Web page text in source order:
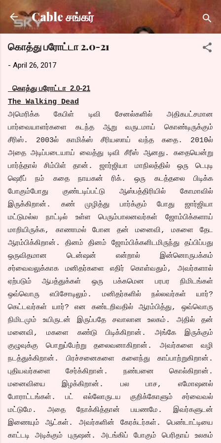
Skip to main content
Cable சங்கர்
கொத்து பரோட்டா 2.0-21
- April 26, 2017
கொத்து பரோட்டா 2.0-21
The Walking Dead
அமெரிக்க கேபிள் டிவி சேனல்களில் அதிகபட்சமான
பார்வையாளர்களை கடந்த ஆறு வருடமாய் கொண்டிருக்கும்
சீரிஸ். 2003ல் காமிக்ஸ் சீரியஸாய் வந்த கதை. 2010ல்
அதை அடிப்படையாய் வைத்து டிவி சீரீஸ் ஆனது. கதையென்று
பார்த்தால் சிம்பிள் தான். ஜார்ஜியா மாநிலத்தில் ஒரு டெபுடி
ஷெரீப் நம் கதை நாயகன் ரிக். ஒரு கடத்தலை பிடிக்க
போகும்போது குண்டடிப்பட்டு ஆஸ்பத்திரியில் கோமாவில்
இருக்கிறான். கண் முழித்து பார்க்கும் போது ஜார்ஜியா
மட்டுமல்ல நாட்டில் உள்ள பெரும்பாலனவர்கள் ஜோம்பிக்களாய்
மாறியிருக்க, காணாமல் போன தன் மனைவி, மகளை தேட
ஆரம்பிக்கிறான். தினம் தினம் ஜோம்பிக்களிடமிருந்து தப்பிப்பது
ஒருவிதமான டென்ஷன் என்றால் இன்னொருபக்கம்
சர்வைவலுக்காக மனிதர்களை எதிர் கொள்வதும், அவர்களால்
ஏற்படும் ஆபத்துக்கள் ஒரு பக்கமென பரபர நிமிடங்கள்
ஒவ்வொரு எபிசோடிலும். மனிதர்களில் நல்லவர்கள் யார்?
கெட்டவர்கள் யார்? என கண்டறிவதில் ஆரம்பித்து, ஒவ்வொரு
நிமிடமும் உயிருடன் இருப்பதே சவாலான உலகம். அதில் தன்
மனைவி, மகளை கண்டு பிடிக்கிறான். அங்கே இருக்கும்
குழுவுக்கு பொறுப்பேற்று தலைவனாகிறான். அவர்களை வழி
நடத்துக்கிறான். பிரச்சனைகளை களைந்து காப்பாற்றுகிறான்.
புதியவர்களை சேர்க்கிறான். நண்பனை கொல்கிறான்.
மனைவியை இழக்கிறான். பல பாச, எமோஷனல்
போராட்டங்கள். பட் எல்லோருடய குறிக்கோளும் சர்வைவல்
மட்டுமே. அதை நோக்கித்தான் பயணமே. இவர்களுடன்
இணையும் ஆட்கள். அவர்களின் கேரக்டர்கள். பெண்டாட்டியை
காட்டடி அடிக்கும் புருஷன். அடங்கிப் போகும் பெரிதாய் உலகம்